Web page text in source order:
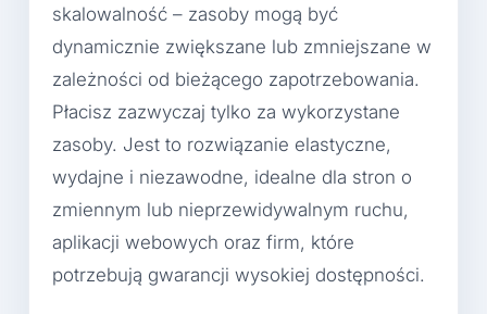
skalowalność – zasoby mogą być
dynamicznie zwiększane lub zmniejszane w
zależności od bieżącego zapotrzebowania.
Płacisz zazwyczaj tylko za wykorzystane
zasoby. Jest to rozwiązanie elastyczne,
wydajne i niezawodne, idealne dla stron o
zmiennym lub nieprzewidywalnym ruchu,
aplikacji webowych oraz firm, które
potrzebują gwarancji wysokiej dostępności.